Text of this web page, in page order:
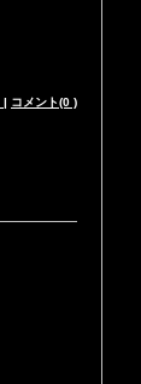
| コメント(0 )